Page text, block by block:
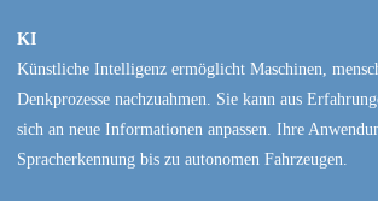
KI
Künstliche Intelligenz ermöglicht Maschinen,
Denkprozesse nachzuahmen. Sie kann aus
sich an neue Informationen anpassen. Ihre
Spracherkennung bis zu autonomen Fahrzeugen.